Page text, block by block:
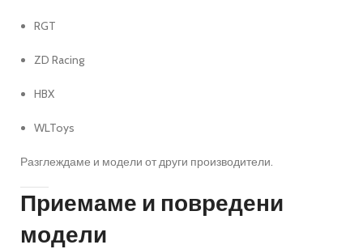
RGT
ZD Racing
HBX
WLToys
Разглеждаме и модели от други производители.
Приемаме и повредени
модели